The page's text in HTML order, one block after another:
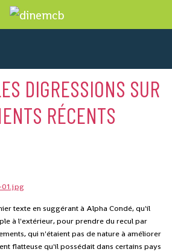
DIGRESSIONS SUR
RÉCENTS
texte en suggérant à Alpha Condé, qu'il
à l'extérieur, pour prendre du recul par
qui n'étaient pas de nature à améliorer
flatteuse qu'il possédait dans certains pays